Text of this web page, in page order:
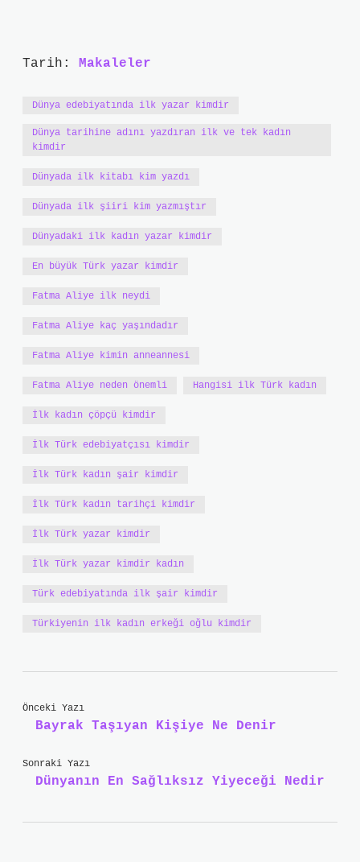
Tarih: Makaleler
Dünya edebiyatında ilk yazar kimdir
Dünya tarihine adını yazdıran ilk ve tek kadın
kimdir
Dünyada ilk kitabı kim yazdı
Dünyada ilk şiiri kim yazmıştır
Dünyadaki ilk kadın yazar kimdir
En büyük Türk yazar kimdir
Fatma Aliye ilk neydi
Fatma Aliye kaç yaşındadır
Fatma Aliye kimin anneannesi
Fatma Aliye neden önemli Hangisi ilk Türk kadın
İlk kadın çöpçü kimdir
İlk Türk edebiyatçısı kimdir
İlk Türk kadın şair kimdir
İlk Türk kadın tarihçi kimdir
İlk Türk yazar kimdir
İlk Türk yazar kimdir kadın
Türk edebiyatında ilk şair kimdir
Türkiyenin ilk kadın erkeği oğlu kimdir
Önceki Yazı
Bayrak Taşıyan Kişiye Ne Denir
Sonraki Yazı
Dünyanın En Sağlıksız Yiyeceği Nedir